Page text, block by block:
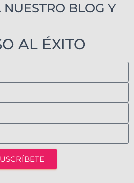
NUESTRO BLOG Y
AL ÉXITO